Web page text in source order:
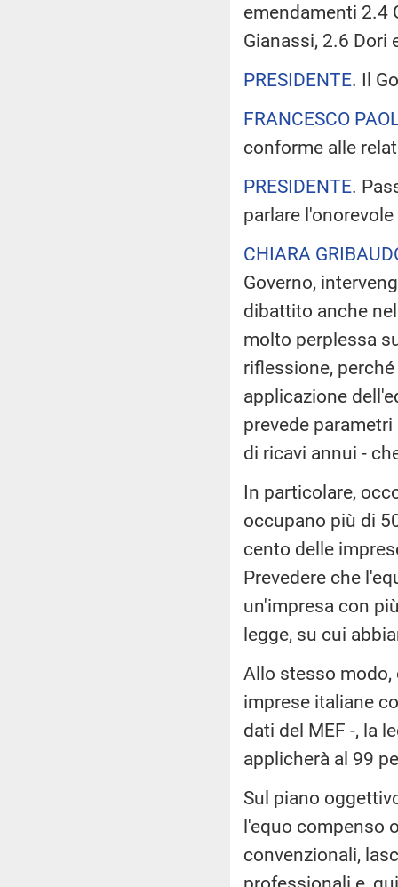
emendamenti 2.4
Gianassi, 2.6 Dori
PRESIDENTE. Il
FRANCESCO
conforme alle
PRESIDENTE.
parlare
CHIARA
Governo,
dibattito anche
molto perplessa
riflessione,
applicazione
prevede
di ricavi annui -
In particolare,
occupano più di
cento delle
Prevedere che
un'impresa con
legge, su cui
Allo stesso
imprese italiane
dati del MEF -, la
applicherà al 99
Sul piano
l'equo compenso
convenzionali,